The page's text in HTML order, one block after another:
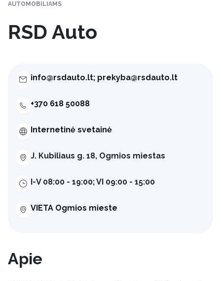
AUTOMOBILIAMS
RSD Auto
info@rsdauto.lt; prekyba@rsdauto.lt
+370 618 50088
Internetinė svetainė
J. Kubiliaus g. 18, Ogmios miestas
I-V 08:00 - 19:00; VI 09:00 - 15:00
VIETA Ogmios mieste
Apie